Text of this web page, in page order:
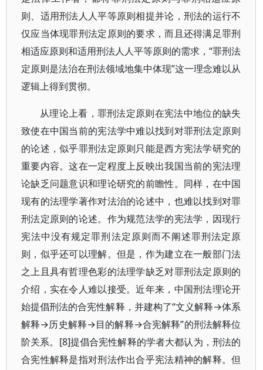
则、适用刑法人人平等原则相提并论，刑法的运行不
仅应当体现罪刑法定原则的要求，而且还得满足罪刑
相适应原则和适用刑法人人平等原则的需求，“罪刑法
定原则是法治在刑法领域地集中体现”这一理念难以从
逻辑上得到贯彻。
从理论上看，罪刑法定原则在宪法中地位的缺失
致使在中国当前的宪法学中难以找到对罪刑法定原则
的论述，似乎罪刑法定原则只能是西方宪法学研究的
重要内容。这在一定程度上反映出我国当前的宪法理
论缺乏问题意识和理论研究的前瞻性。同样，在中国
现有的法理学著作对法治的论述中，也难以找到对罪
刑法定原则的论述。作为规范法学的宪法学，因现行
宪法中没有规定罪刑法定原则而不阐述罪刑法定原
则，似乎还可以理解。但是，作为建立在一般部门法
之上且具有哲理色彩的法理学缺乏对罪刑法定原则的
介绍，实在令人难以接受。近年来，中国刑法理论开
始提倡刑法的合宪性解释，并建构了“文义解释→体系
解释→历史解释→目的解释→合宪解释”的刑法解释位
阶关系。[8]提倡合宪性解释的学者大都认为，刑法的
合宪性解释是指对刑法作出合乎宪法精神的解释。但